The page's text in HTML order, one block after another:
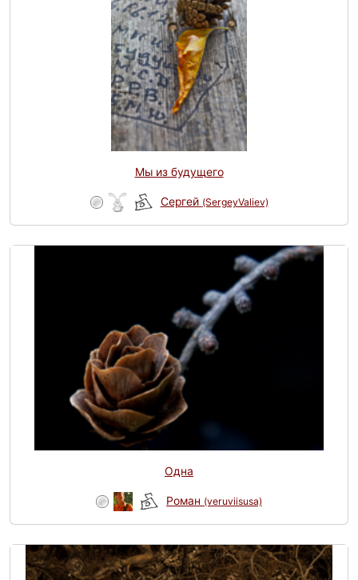
Мы из будущего
Сергей (SergeyValiev)
Одна
Роман (veruviisusa)